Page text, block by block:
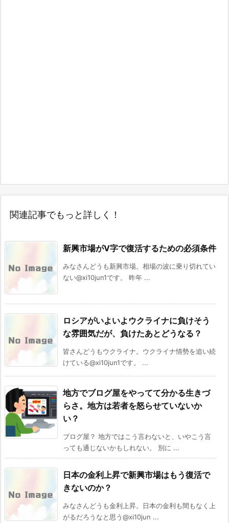
関連記事でもっと詳しく！
新興市場がV字で復活するための必須条件
みなさんどうも新興市場。相場の波に乗り切れてい
ない@xi10jun1です。 昨年 ...
ロシアがいよいよウクライナに負けそう
な雰囲気だが、負けたあとどうなる？
皆さんどうもウクライナ。ウクライナ情勢を追い続
けている@xi10jun1です。 ...
地方でブログ屋をやってて分かる生きづ
らさ。地方は若者を怒らせていないか
い？
ブログ屋？ 地方ではこう言わないと、いやこう言
っても通じないかもしれない。 別に ...
日本の金利上昇で新興市場はもう復活で
きないのか？
みなさんどうも金利上昇。日本の金利も間もなく上
がるだろうなと思う@xi10jun ...